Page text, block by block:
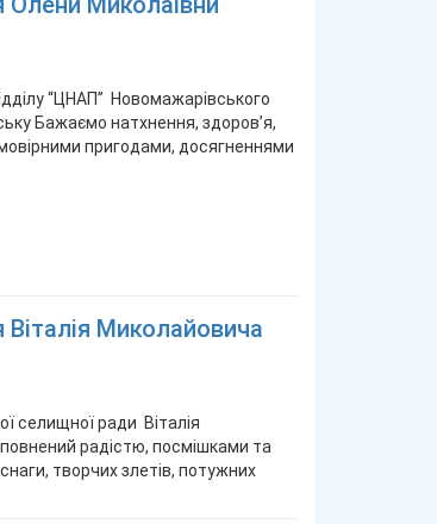
“ЦНАП” Новомажарівського
Бажаємо натхнення, здоров’я,
пригодами, досягненнями
Миколайовича
селищної ради Віталія
радістю, посмішками та
творчих злетів, потужних